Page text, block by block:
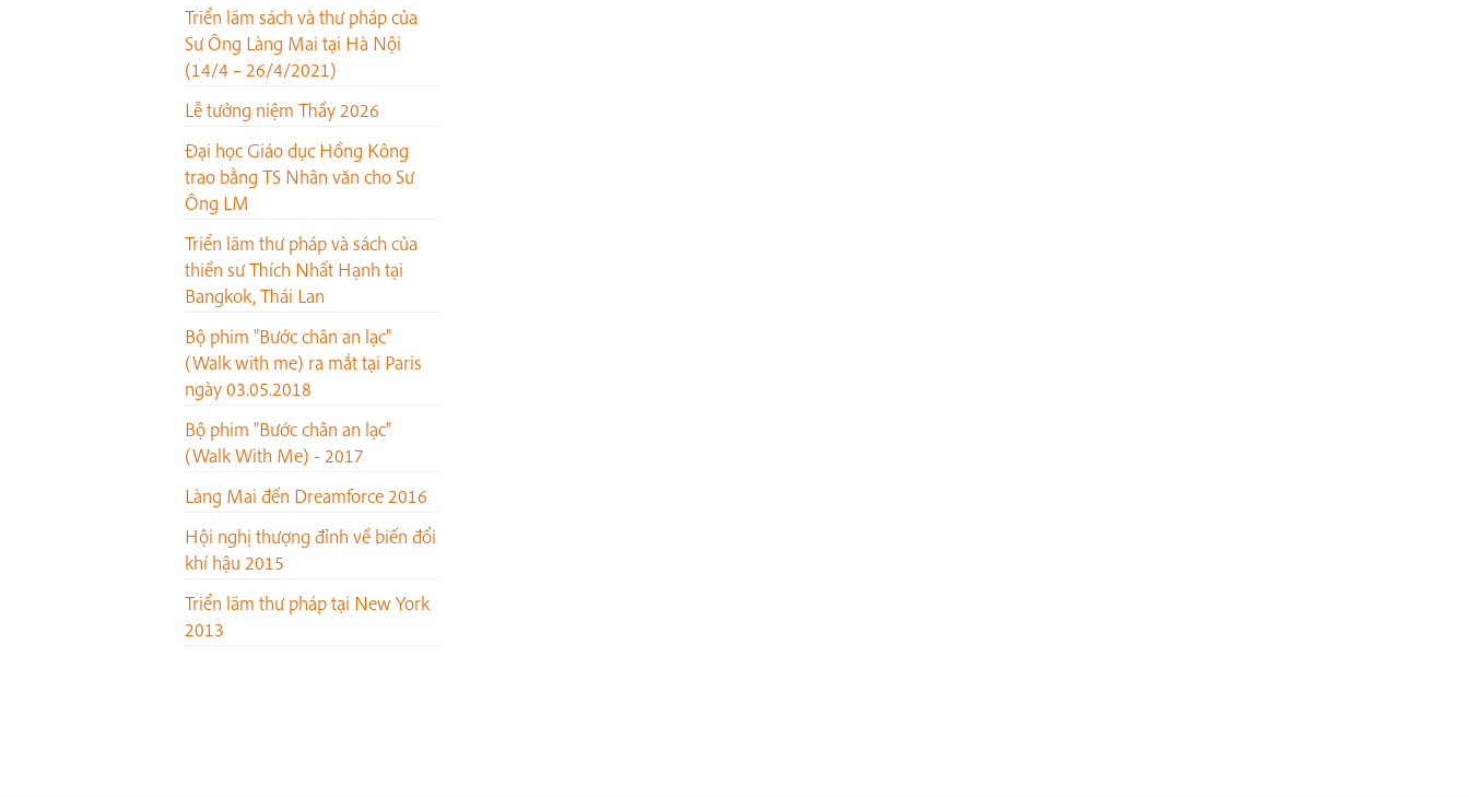
Triển lãm sách và thư pháp của
Sư Ông Làng Mai tại Hà Nội
(14/4 – 26/4/2021)
Lễ tưởng niệm Thầy 2026
Đại học Giáo dục Hồng Kông
trao bằng TS Nhân văn cho Sư
Ông LM
Triển lãm thư pháp và sách của
thiền sư Thích Nhất Hạnh tại
Bangkok, Thái Lan
Bộ phim "Bước chân an lạc"
(Walk with me) ra mắt tại Paris
ngày 03.05.2018
Bộ phim "Bước chân an lạc"
(Walk With Me) - 2017
Làng Mai đến Dreamforce 2016
Hội nghị thượng đỉnh về biến đổi
khí hậu 2015
Triển lãm thư pháp tại New York
2013